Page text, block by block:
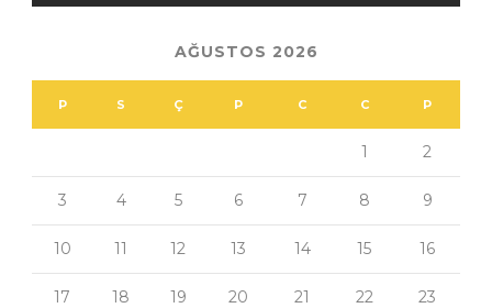
AĞUSTOS 2026
P S Ç P C C P
1 2
3 4 5 6 7 8 9
10 11 12 13 14 15 16
17 18 19 20 21 22 23